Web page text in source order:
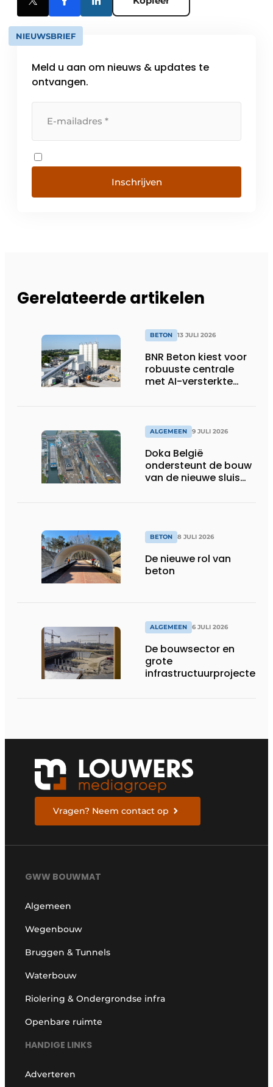
NIEUWSBRIEF
Meld u aan om nieuws & updates te
ontvangen.
Inschrijven
Gerelateerde artikelen
BETON 13 JULI 2026
BNR Beton kiest voor
robuuste centrale
met AI-versterkte
ALGEMEEN 9 JULI 2026
Doka België
ondersteunt de bouw
van de nieuwe sluis
BETON 8 JULI 2026
De nieuwe rol van
beton
ALGEMEEN 6 JULI 2026
De bouwsector en
grote
infrastructuurprojecten
Vragen? Neem contact op
GWW BOUWMAT
Algemeen
Wegenbouw
Bruggen & Tunnels
Waterbouw
Riolering & Ondergrondse infra
Openbare ruimte
HANDIGE LINKS
Adverteren